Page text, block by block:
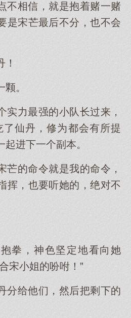
不相信，就是抱着赌一赌
是宋芒最后不分，也不会
。
实力最强的小队长过来，
了仙丹，修为都会有所提
进下一个副本。
芒的命令就是我的命令，
挥，也要听她的，绝对不
拳，神色坚定地看向她
宋小姐的吩咐！”
分给他们，然后把剩下的